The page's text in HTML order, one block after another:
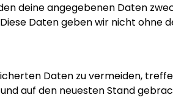
19,99 €
deine angegebenen Daten
Daten geben wir nicht ohne
Daten zu vermeiden,
auf den neuesten Stand